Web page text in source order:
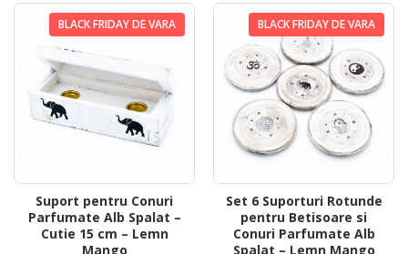
BLACK FRIDAY DE VARA
Suport pentru Conuri
Parfumate Alb Spalat –
Cutie 15 cm – Lemn
Mango
BLACK FRIDAY DE VARA
Set 6 Suporturi Rotunde
pentru Betisoare si
Conuri Parfumate Alb
Spalat – Lemn Mango